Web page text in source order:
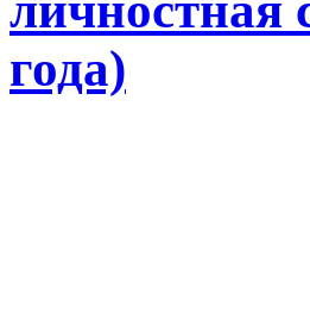
года)